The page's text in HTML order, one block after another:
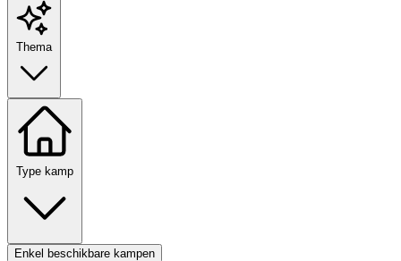
Thema
Type kamp
Enkel beschikbare kampen